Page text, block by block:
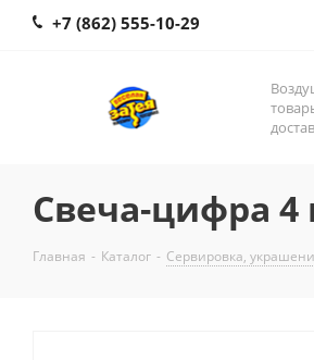
+7 (862) 555-10-29
Свеча-цифра 4
Главная - Каталог - Сервировка,